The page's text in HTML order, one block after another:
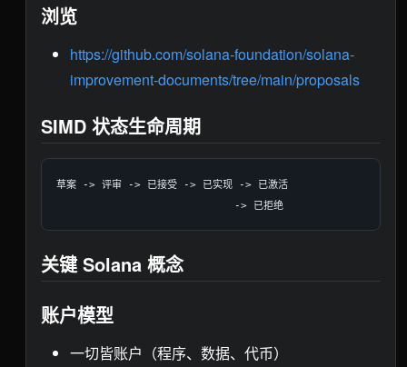
浏览
https://github.com/solana-foundation/solana-
improvement-documents/tree/main/proposals
SIMD 状态生命周期
草案 -> 评审 -> 已接受 -> 已实现 -> 已激活
关键 Solana 概念
账户模型
一切皆账户（程序、数据、代币）